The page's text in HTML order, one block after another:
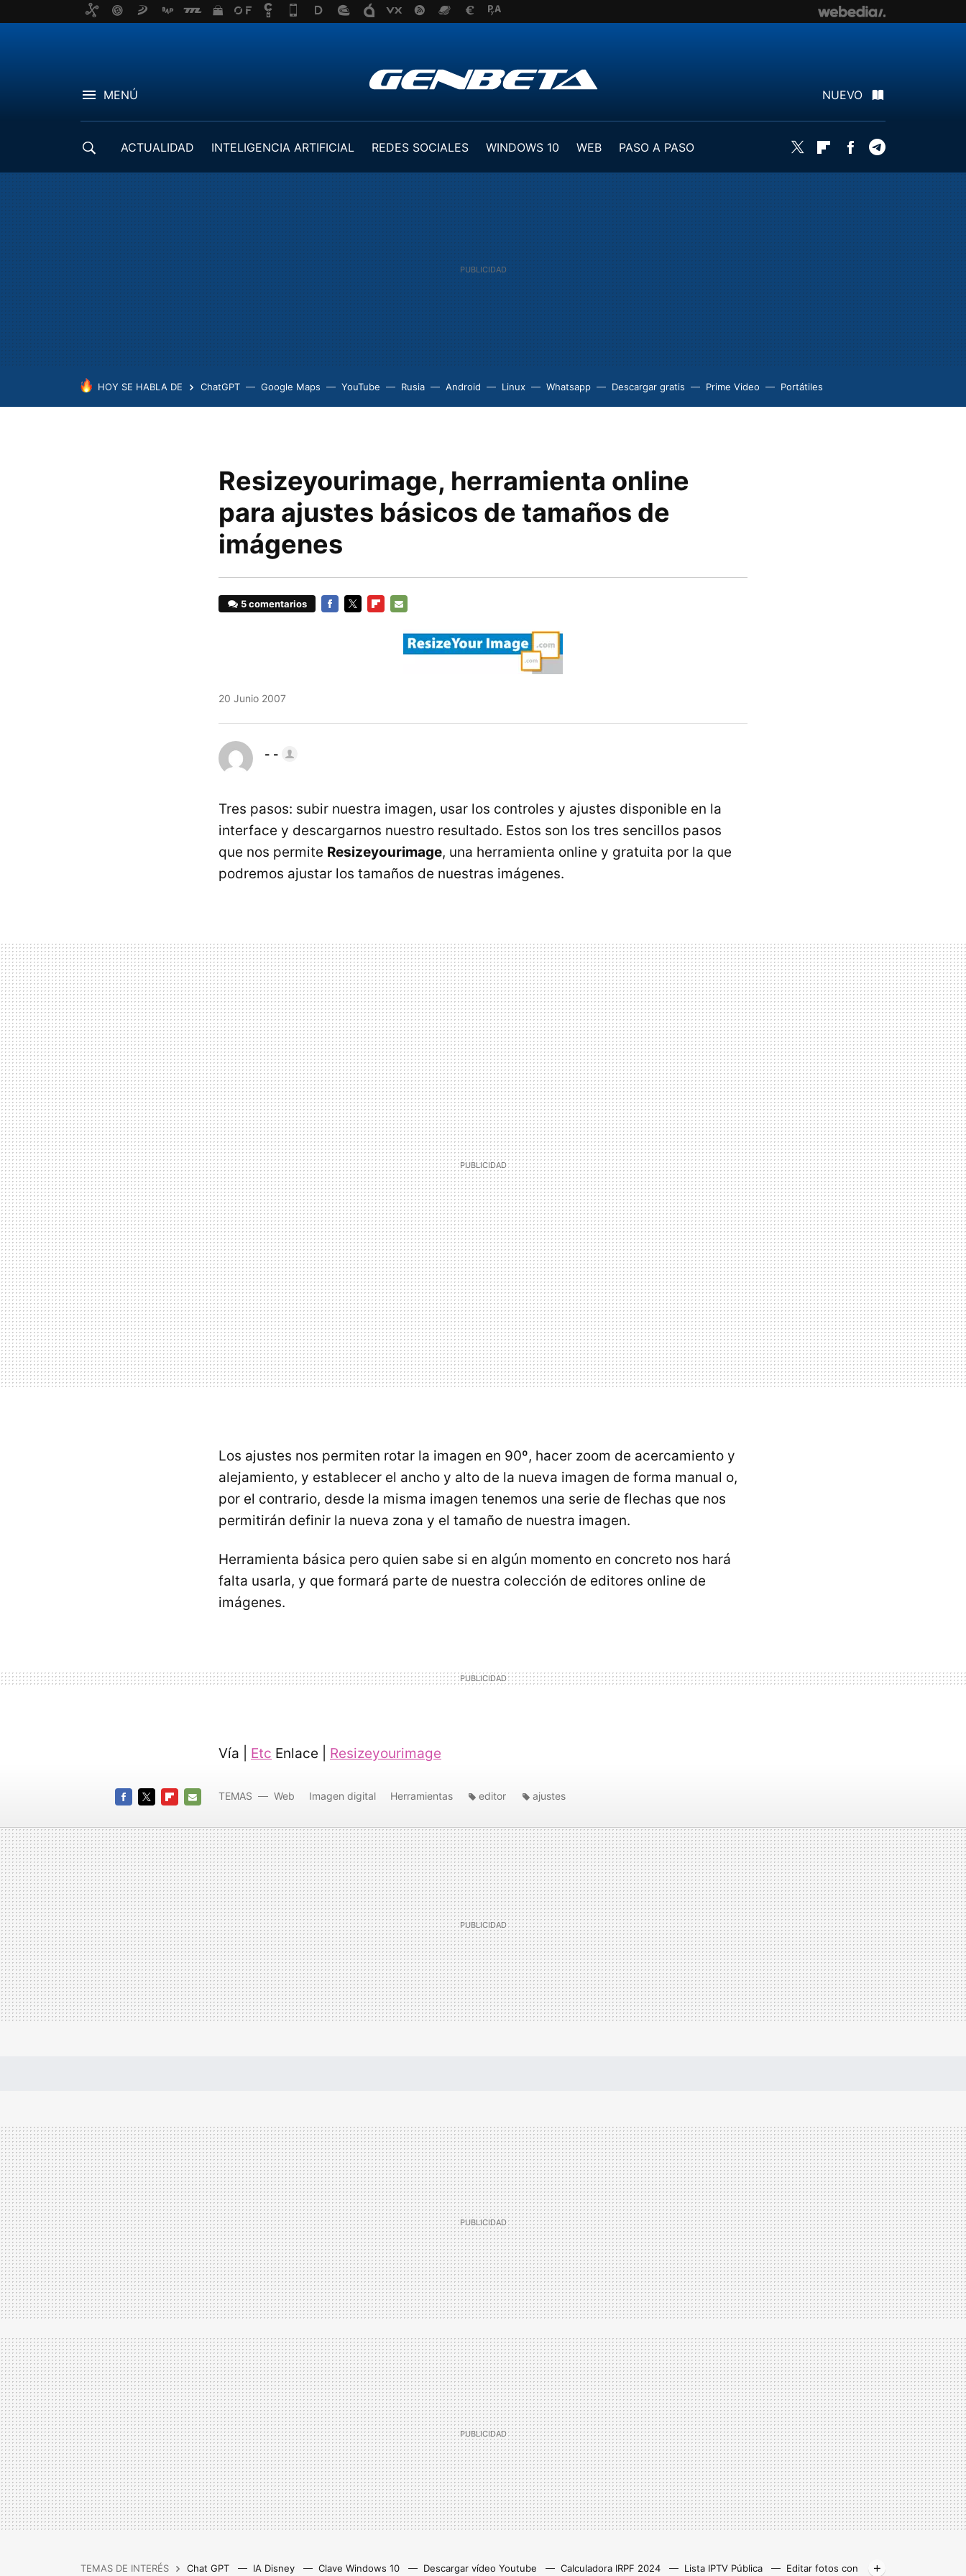
MENÚ NUEVO
ACTUALIDAD INTELIGENCIA ARTIFICIAL REDES SOCIALES WINDOWS 10 WEB
PASO A PASO
Twitter FlipboardFacebook
HOY SE HABLA DE ChatGPT Google Maps YouTube Rusia Android Linux Whatsapp Descargar gratis Prime Video Portátiles
Resizeyourimage, herramienta online
para ajustes básicos de tamaños de
imágenes
5 comentarios
MAIL
20 Junio 2007
- -
Tres pasos: subir nuestra imagen, usar los controles y ajustes disponible en la
interface y descargarnos nuestro resultado. Estos son los tres sencillos pasos
que nos permite Resizeyourimage, una herramienta online y gratuita por la que
podremos ajustar los tamaños de nuestras imágenes.
Los ajustes nos permiten rotar la imagen en 90º, hacer zoom de acercamiento y
alejamiento, y establecer el ancho y alto de la nueva imagen de forma manual o,
por el contrario, desde la misma imagen tenemos una serie de flechas que nos
permitirán definir la nueva zona y el tamaño de nuestra imagen.
Herramienta básica pero quien sabe si en algún momento en concreto nos hará
falta usarla, y que formará parte de nuestra colección de editores online de
imágenes.
Vía | Etc Enlace | Resizeyourimage
MAIL
TEMAS Web Imagen digital Herramientas editor ajustes
TEMAS DE INTERÉS Chat GPT IA Disney Clave Windows 10 Descargar vídeo Youtube Calculadora IRPF 2024 Lista IPTV Pública Editar fotos con